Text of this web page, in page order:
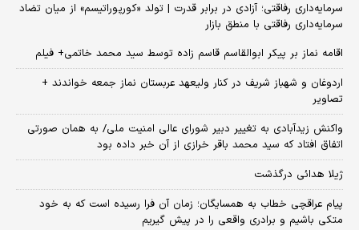
سرمایه‌داری رفاقتی؛ آزادی در برابر قدرت | تولد «کورپوراتیسم» از میان تضاد
سرمایه‌داری رفاقتی با منطق بازار
اقامه نماز بر پیکر ابوالقاسم قاسم زاده توسط سید محمد خاتمی+ فیلم
اردوغان و شهباز شریف در کنار ولیعهد عربستان نماز جمعه خواندند +
تصاویر
واکنش زیدآبادی به تغییر دبیر شورای عالی امنیت ملی/ به همان صورتی
اتفاق افتاد که سید محمد باقر خرازی از آن خبر داده بود
ژیلا هدائی درگذشت
پیام عراقچی خطاب به همسایگان؛ زمان آن فرا رسیده است که به خود
متکی باشیم و برادری واقعی را در پیش گیریم